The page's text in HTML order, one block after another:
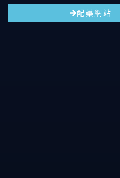
配藥網站